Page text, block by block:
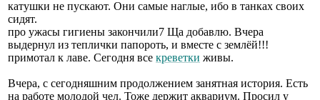
катушки не пускают. Они самые наглые, ибо в танках своих
сидят.
про ужасы гигиены закончили7 Ща добавлю. Вчера
выдернул из теплички папороть, и вместе с землёй!!!
примотал к лаве. Сегодня все креветки живы.
Вчера, с сегодняшним продолжением занятная история. Есть
на работе молодой чел. Тоже держит аквариум. Просил у